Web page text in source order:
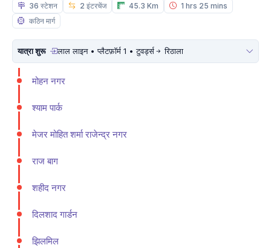
36 स्टेशन 2 इंटरचेंज 45.3 Km
1 hrs 25 mins
कठिन मार्ग
यात्रा शुरू लाल लाइन • प्लैटफ़ॉर्म 1 • टुवर्ड्स रिठाला
मोहन नगर
श्याम पार्क
मे‌‌जर मोहित शर्मा राजेन्द्र नगर
राज बाग
शहीद नगर
दिलशाद गार्डन
झिलमिल